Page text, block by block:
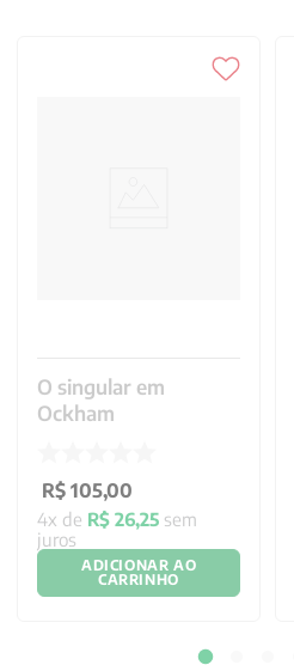
O singular em
Ockham
R$ 105,00
4x de R$ 26,25 sem
juros
ADICIONAR AO
CARRINHO